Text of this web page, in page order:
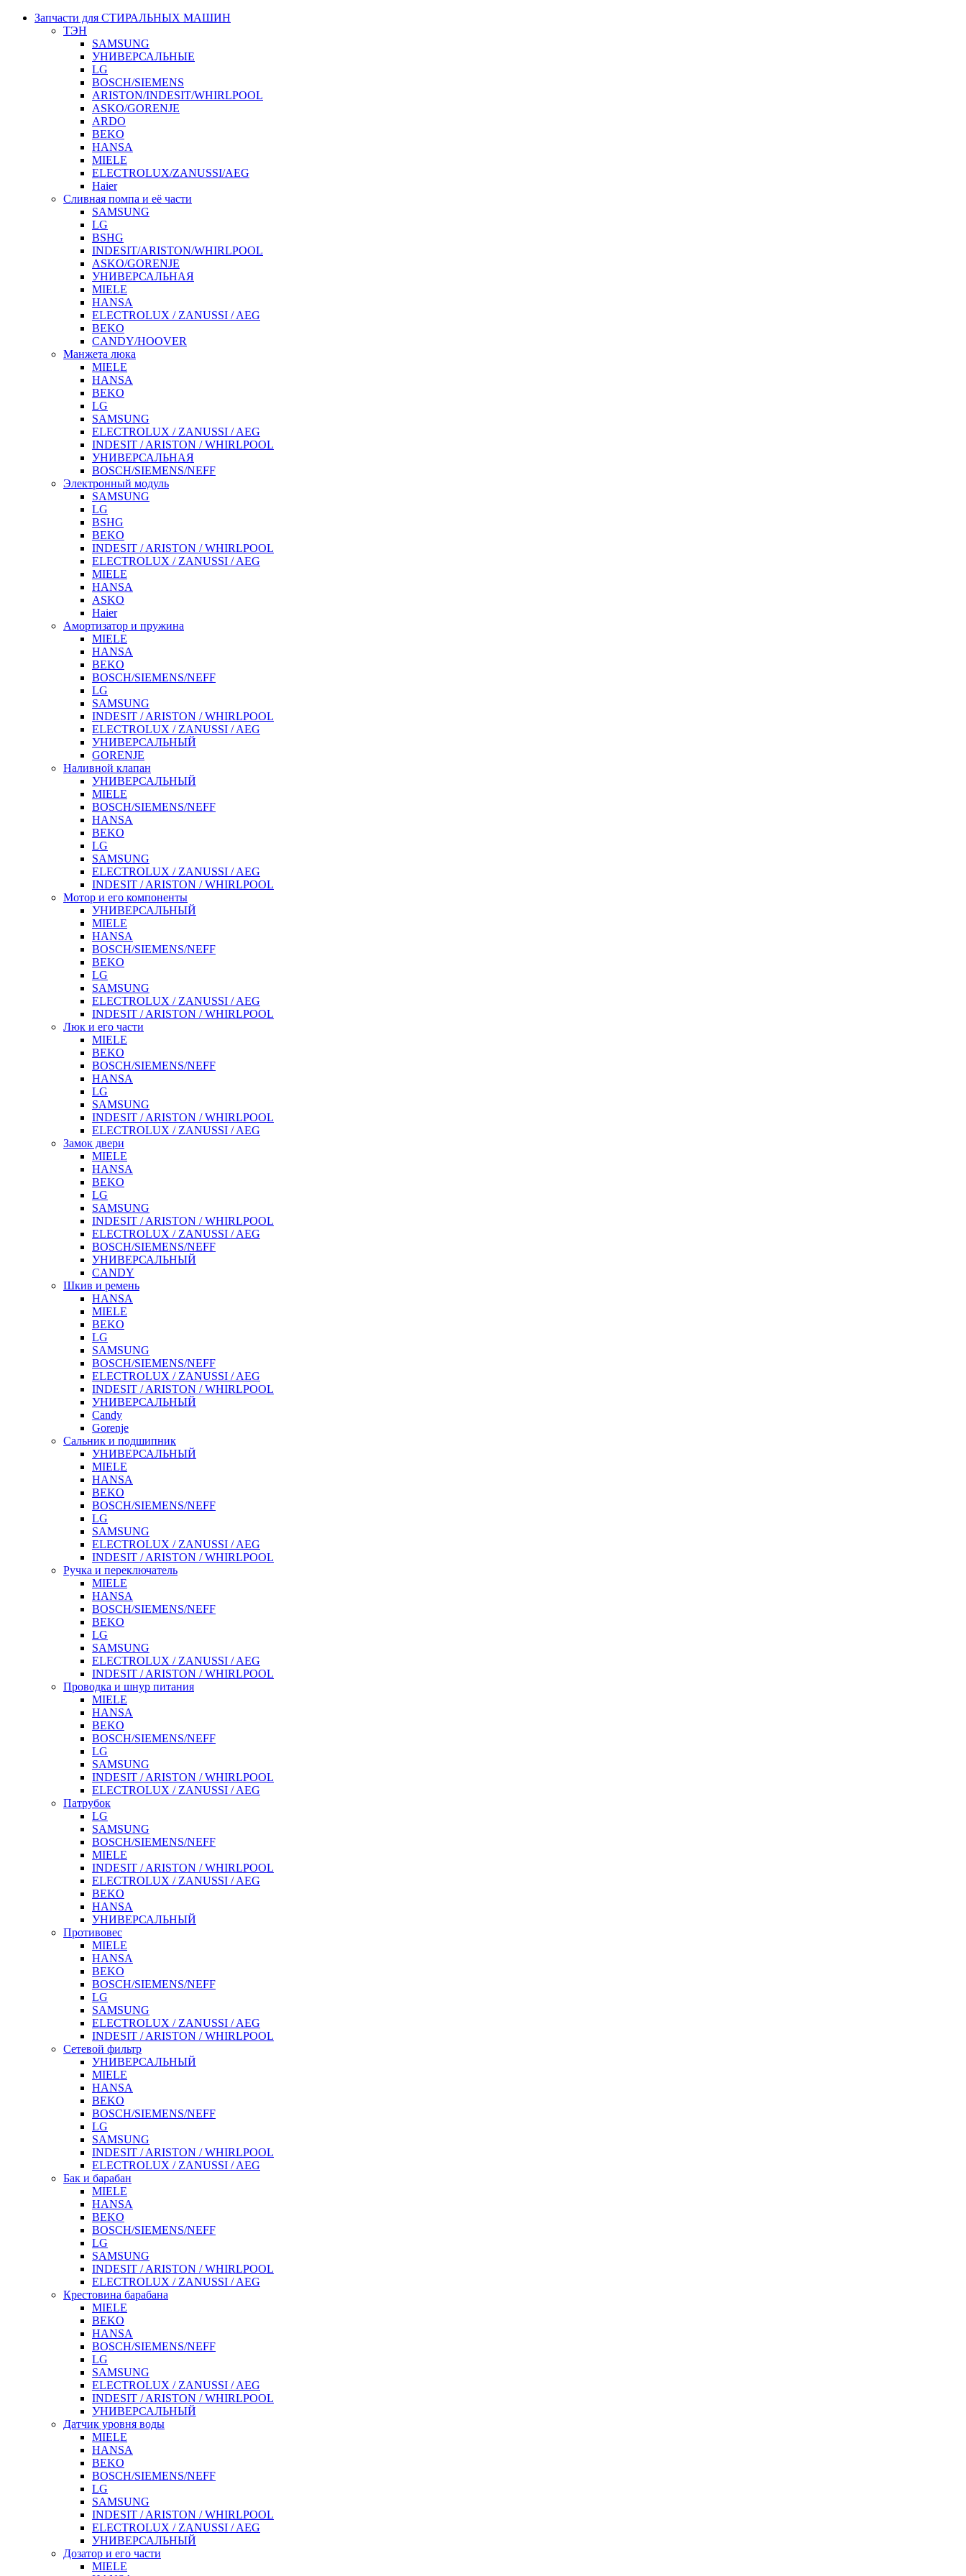
Запчасти для СТИРАЛЬНЫХ МАШИН
ТЭН
SAMSUNG
УНИВЕРСАЛЬНЫЕ
LG
BOSCH/SIEMENS
ARISTON/INDESIT/WHIRLPOOL
ASKO/GORENJE
ARDO
BEKO
HANSA
MIELE
ELECTROLUX/ZANUSSI/AEG
Haier
Сливная помпа и её части
SAMSUNG
LG
BSHG
INDESIT/ARISTON/WHIRLPOOL
ASKO/GORENJE
УНИВЕРСАЛЬНАЯ
MIELE
HANSA
ELECTROLUX / ZANUSSI / AEG
BEKO
CANDY/HOOVER
Манжета люка
MIELE
HANSA
BEKO
LG
SAMSUNG
ELECTROLUX / ZANUSSI / AEG
INDESIT / ARISTON / WHIRLPOOL
УНИВЕРСАЛЬНАЯ
BOSCH/SIEMENS/NEFF
Электронный модуль
SAMSUNG
LG
BSHG
BEKO
INDESIT / ARISTON / WHIRLPOOL
ELECTROLUX / ZANUSSI / AEG
MIELE
HANSA
ASKO
Haier
Амортизатор и пружина
MIELE
HANSA
BEKO
BOSCH/SIEMENS/NEFF
LG
SAMSUNG
INDESIT / ARISTON / WHIRLPOOL
ELECTROLUX / ZANUSSI / AEG
УНИВЕРСАЛЬНЫЙ
GORENJE
Наливной клапан
УНИВЕРСАЛЬНЫЙ
MIELE
BOSCH/SIEMENS/NEFF
HANSA
BEKO
LG
SAMSUNG
ELECTROLUX / ZANUSSI / AEG
INDESIT / ARISTON / WHIRLPOOL
Мотор и его компоненты
УНИВЕРСАЛЬНЫЙ
MIELE
HANSA
BOSCH/SIEMENS/NEFF
BEKO
LG
SAMSUNG
ELECTROLUX / ZANUSSI / AEG
INDESIT / ARISTON / WHIRLPOOL
Люк и его части
MIELE
BEKO
BOSCH/SIEMENS/NEFF
HANSA
LG
SAMSUNG
INDESIT / ARISTON / WHIRLPOOL
ELECTROLUX / ZANUSSI / AEG
Замок двери
MIELE
HANSA
BEKO
LG
SAMSUNG
INDESIT / ARISTON / WHIRLPOOL
ELECTROLUX / ZANUSSI / AEG
BOSCH/SIEMENS/NEFF
УНИВЕРСАЛЬНЫЙ
CANDY
Шкив и ремень
HANSA
MIELE
BEKO
LG
SAMSUNG
BOSCH/SIEMENS/NEFF
ELECTROLUX / ZANUSSI / AEG
INDESIT / ARISTON / WHIRLPOOL
УНИВЕРСАЛЬНЫЙ
Candy
Gorenje
Сальник и подшипник
УНИВЕРСАЛЬНЫЙ
MIELE
HANSA
BEKO
BOSCH/SIEMENS/NEFF
LG
SAMSUNG
ELECTROLUX / ZANUSSI / AEG
INDESIT / ARISTON / WHIRLPOOL
Ручка и переключатель
MIELE
HANSA
BOSCH/SIEMENS/NEFF
BEKO
LG
SAMSUNG
ELECTROLUX / ZANUSSI / AEG
INDESIT / ARISTON / WHIRLPOOL
Проводка и шнур питания
MIELE
HANSA
BEKO
BOSCH/SIEMENS/NEFF
LG
SAMSUNG
INDESIT / ARISTON / WHIRLPOOL
ELECTROLUX / ZANUSSI / AEG
Патрубок
LG
SAMSUNG
BOSCH/SIEMENS/NEFF
MIELE
INDESIT / ARISTON / WHIRLPOOL
ELECTROLUX / ZANUSSI / AEG
BEKO
HANSA
УНИВЕРСАЛЬНЫЙ
Противовес
MIELE
HANSA
BEKO
BOSCH/SIEMENS/NEFF
LG
SAMSUNG
ELECTROLUX / ZANUSSI / AEG
INDESIT / ARISTON / WHIRLPOOL
Сетевой фильтр
УНИВЕРСАЛЬНЫЙ
MIELE
HANSA
BEKO
BOSCH/SIEMENS/NEFF
LG
SAMSUNG
INDESIT / ARISTON / WHIRLPOOL
ELECTROLUX / ZANUSSI / AEG
Бак и барабан
MIELE
HANSA
BEKO
BOSCH/SIEMENS/NEFF
LG
SAMSUNG
INDESIT / ARISTON / WHIRLPOOL
ELECTROLUX / ZANUSSI / AEG
Крестовина барабана
MIELE
BEKO
HANSA
BOSCH/SIEMENS/NEFF
LG
SAMSUNG
ELECTROLUX / ZANUSSI / AEG
INDESIT / ARISTON / WHIRLPOOL
УНИВЕРСАЛЬНЫЙ
Датчик уровня воды
MIELE
HANSA
BEKO
BOSCH/SIEMENS/NEFF
LG
SAMSUNG
INDESIT / ARISTON / WHIRLPOOL
ELECTROLUX / ZANUSSI / AEG
УНИВЕРСАЛЬНЫЙ
Дозатор и его части
MIELE